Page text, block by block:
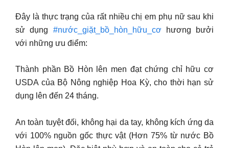
Đây là thực trạng của rất nhiều chị em phụ nữ sau khi
sử dụng #nước_giặt_bồ_hòn_hữu_cơ hương bưởi
với những ưu điểm:
Thành phần Bồ Hòn lên men đạt chứng chỉ hữu cơ
USDA của Bộ Nông nghiệp Hoa Kỳ, cho thời hạn sử
dụng lên đến 24 tháng.
An toàn tuyệt đối, không hại da tay, không kích ứng da
với 100% nguồn gốc thực vật (Hơn 75% từ nước Bồ